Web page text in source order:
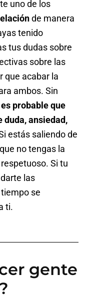
uno de los
de manera
tenido
tus dudas sobre
sobre las
que acabar la
ambos. Sin
es probable que
ansiedad,
estás saliendo de
no tengas la
Si tu
las
se
ti.
gente